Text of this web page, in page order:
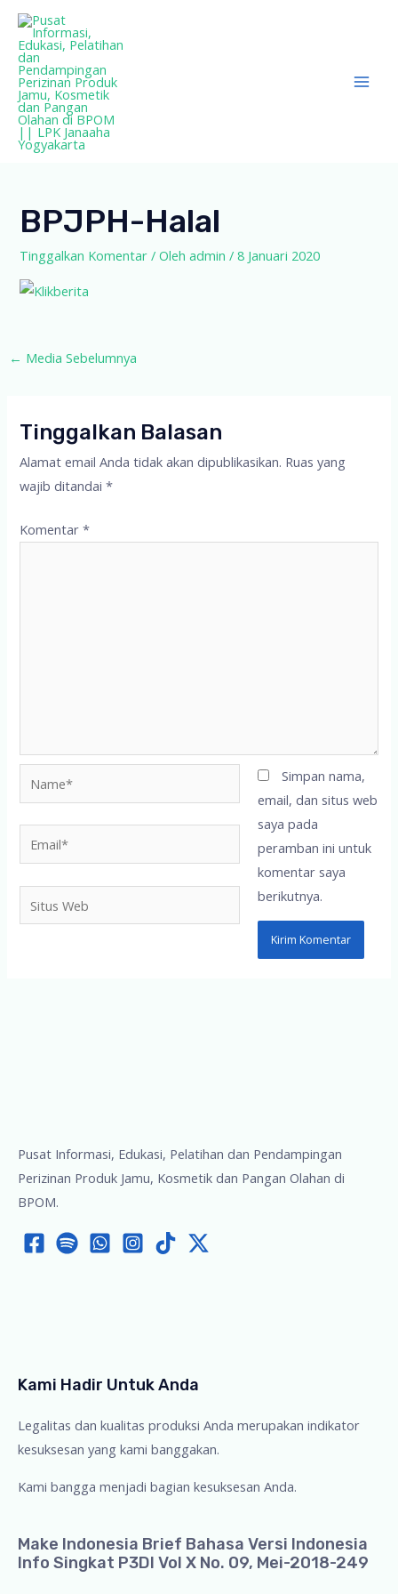
Lewati
konten
BPJPH-Halal
Tinggalkan Komentar / Olehadmin/8 Januari 2020
Post
← Media Sebelumnya
Tinggalkan Balasan
Alamat email Anda tidak akan dipublikasikan. Ruas yang
wajib ditandai*
Komentar*
Web
Simpan nama,
email, dan situs web
saya pada
peramban ini untuk
komentar saya
berikutnya.
Pusat Informasi, Edukasi, Pelatihan dan Pendampingan
Perizinan Produk Jamu, Kosmetik dan Pangan Olahan di
BPOM.
Kami Hadir Untuk Anda
Legalitas dan kualitas produksi Anda merupakan indikator
kesuksesan yang kami banggakan.
Kami bangga menjadi bagian kesuksesan Anda.
Make Indonesia Brief Bahasa Versi Indonesia
Info Singkat P3DI Vol X No. 09, Mei-2018-249